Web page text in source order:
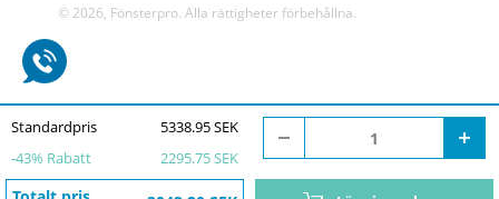
Standardpris
5338.95 SEK
-43% Rabatt 2295.75 SEK
© 2026, Fönsterpro. Alla rättigheter förbehållna.